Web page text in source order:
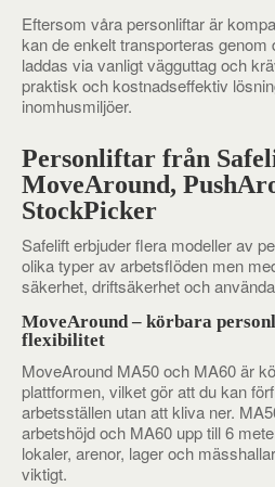
Eftersom våra personliftar är
kan de enkelt transporteras genom
laddas via vanligt vägguttag och
praktisk och kostnadseffektiv
inomhusmiljöer.
Personliftar från
MoveAround,
StockPicker
Safelift erbjuder flera modeller av
olika typer av arbetsflöden men
säkerhet, driftsäkerhet och
MoveAround – körbara
flexibilitet
MoveAround MA50 och MA60 är
plattformen, vilket gör att du kan
arbetsställen utan att kliva ner.
arbetshöjd och MA60 upp till 6
lokaler, arenor, lager och
viktigt.